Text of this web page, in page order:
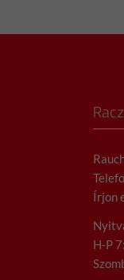
Írjon
H-P